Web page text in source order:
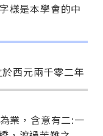
樣是本學會的中
西元兩千零二年
業，含意有二:一